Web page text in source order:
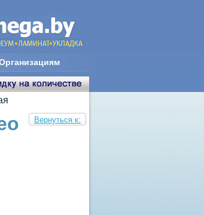
Вернуться к: